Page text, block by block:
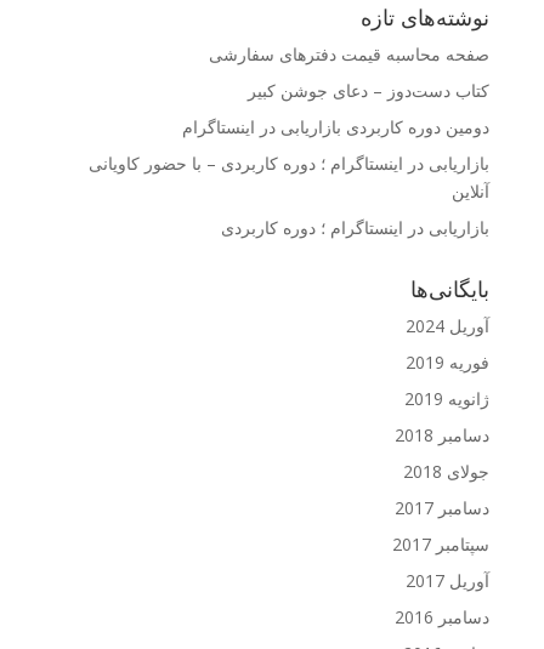
نوشته‌های تازه
صفحه محاسبه قیمت دفترهای سفارشی
کتاب دست‌دوز – دعای جوشن کبیر
دومین دوره کاربردی بازاریابی در اینستاگرام
بازاریابی در اینستاگرام ؛ دوره کاربردی – با حضور کاویانی
آنلاین
بازاریابی در اینستاگرام ؛ دوره کاربردی
بایگانی‌ها
آوریل 2024
فوریه 2019
ژانویه 2019
دسامبر 2018
جولای 2018
دسامبر 2017
سپتامبر 2017
آوریل 2017
دسامبر 2016